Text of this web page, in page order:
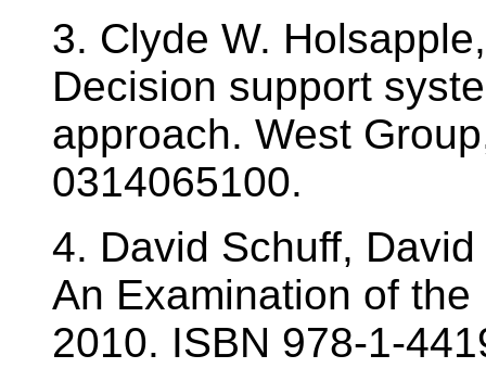
3. Clyde W.
Decision support
approach. West
0314065100.
4. David Schuff,
An Examination of
2010. ISBN 978-1-